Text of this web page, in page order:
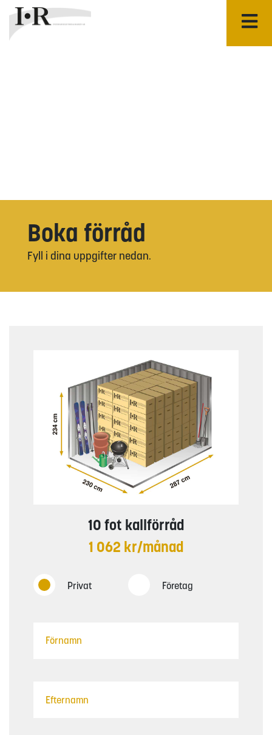
Boka förråd
Fyll i dina uppgifter nedan.
10 fot kallförråd
1 062 kr/månad
Privat Företag